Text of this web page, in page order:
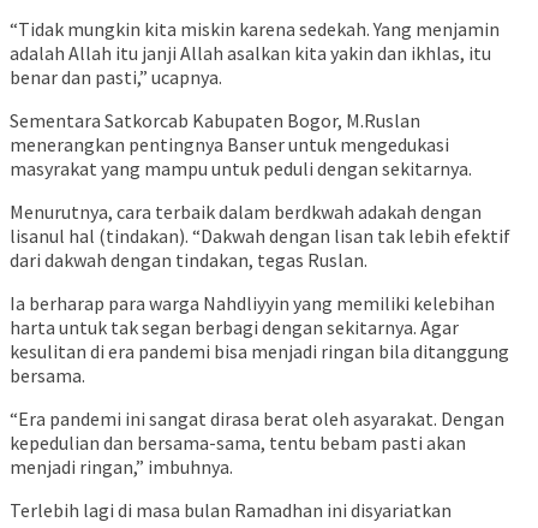
“Tidak mungkin kita miskin karena sedekah. Yang menjamin
adalah Allah itu janji Allah asalkan kita yakin dan ikhlas, itu
benar dan pasti,” ucapnya.
Sementara Satkorcab Kabupaten Bogor, M.Ruslan
menerangkan pentingnya Banser untuk mengedukasi
masyrakat yang mampu untuk peduli dengan sekitarnya.
Menurutnya, cara terbaik dalam berdkwah adakah dengan
lisanul hal (tindakan). “Dakwah dengan lisan tak lebih efektif
dari dakwah dengan tindakan, tegas Ruslan.
Ia berharap para warga Nahdliyyin yang memiliki kelebihan
harta untuk tak segan berbagi dengan sekitarnya. Agar
kesulitan di era pandemi bisa menjadi ringan bila ditanggung
bersama.
“Era pandemi ini sangat dirasa berat oleh asyarakat. Dengan
kepedulian dan bersama-sama, tentu bebam pasti akan
menjadi ringan,” imbuhnya.
Terlebih lagi di masa bulan Ramadhan ini disyariatkan